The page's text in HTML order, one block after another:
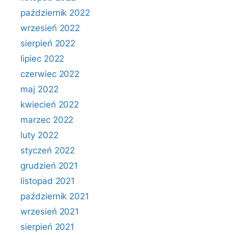
październik 2022
wrzesień 2022
sierpień 2022
lipiec 2022
czerwiec 2022
maj 2022
kwiecień 2022
marzec 2022
luty 2022
styczeń 2022
grudzień 2021
listopad 2021
październik 2021
wrzesień 2021
sierpień 2021